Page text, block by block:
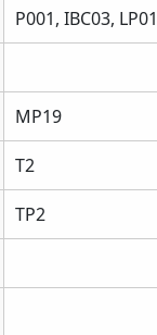
P001, IBC03,
MP19
T2
TP2